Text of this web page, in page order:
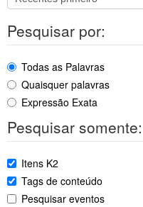
Pesquisar por:
Todas as Palavras
Quaisquer palavras
Expressão Exata
Pesquisar somente:
Itens K2
Tags de conteúdo
Pesquisar eventos